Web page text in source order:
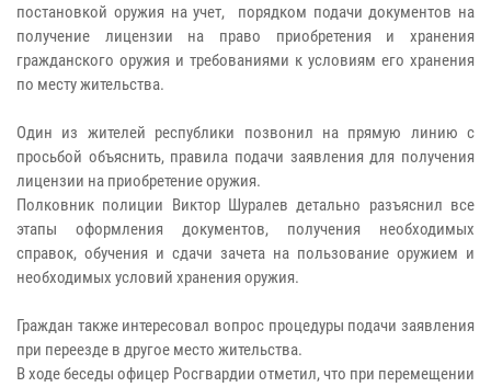
постановкой оружия на учет, порядком подачи документов на
получение лицензии на право приобретения и хранения
гражданского оружия и требованиями к условиям его хранения
по месту жительства.
Один из жителей республики позвонил на прямую линию с
просьбой объяснить, правила подачи заявления для получения
лицензии на приобретение оружия.
Полковник полиции Виктор Шуралев детально разъяснил все
этапы оформления документов, получения необходимых
справок, обучения и сдачи зачета на пользование оружием и
необходимых условий хранения оружия.
Граждан также интересовал вопрос процедуры подачи заявления
при переезде в другое место жительства.
В ходе беседы офицер Росгвардии отметил, что при перемещении